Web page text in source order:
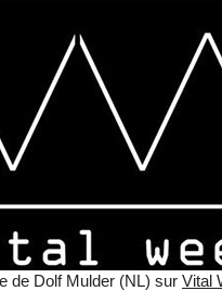
de Dolf Mulder (NL) sur Vital